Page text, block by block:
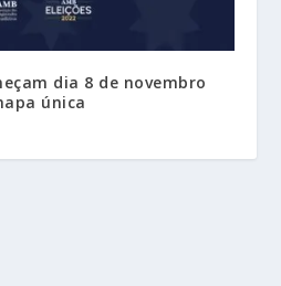
dia 8 de novembro
única